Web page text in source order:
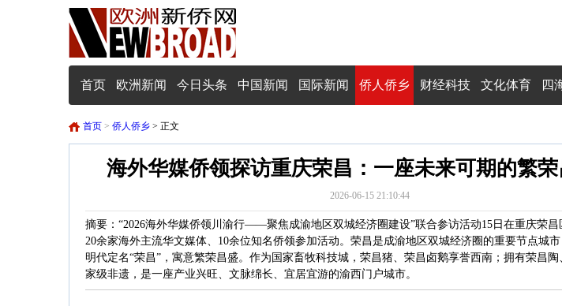
首页 欧洲新闻 今日头条 中国新闻 国际新闻 侨人侨乡 财经科技 文化体育 四
首页 > 侨人侨乡 > 正文
海外华媒侨领探访重庆荣昌：一座未来可期的繁
2026-06-15 21:10:44
摘要：“2026海外华媒侨领川渝行——聚焦成渝地区双城经济圈建设”联合参访活动15日在重庆荣昌
20余家海外主流华文媒体、10余位知名侨领参加活动。荣昌是成渝地区双城经济圈的重要节点城市
明代定名“荣昌”，寓意繁荣昌盛。作为国家畜牧科技城，荣昌猪、荣昌卤鹅享誉西南；拥有荣昌陶
家级非遗，是一座产业兴旺、文脉绵长、宜居宜游的渝西门户城市。